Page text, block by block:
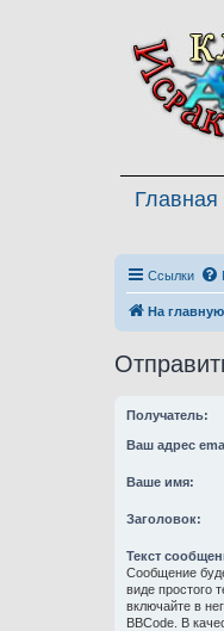
Главная
Ссылки
На главную
Получатель:
Ваш адрес
Ваше имя:
Заголовок:
Текст
Сообщение
виде простого
включайте в
BBCode. В